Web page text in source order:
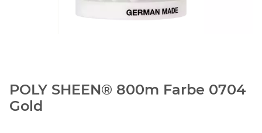
POLY SHEEN® 800m Farbe 0704
Gold